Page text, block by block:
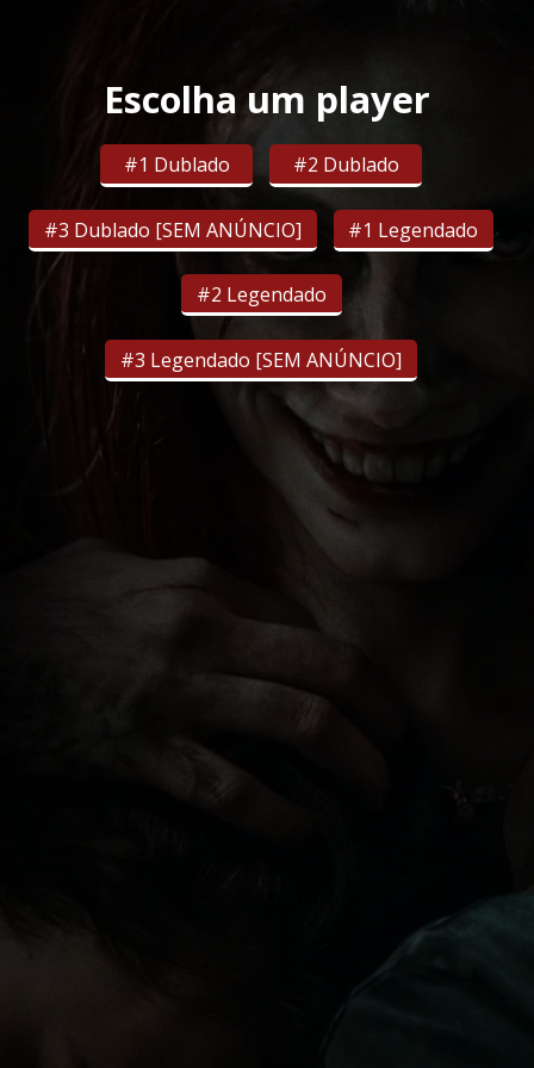
Escolha um player
#1 Dublado #2 Dublado
#3 Dublado [SEM ANÚNCIO] #1 Legendado
#2 Legendado
#3 Legendado [SEM ANÚNCIO]